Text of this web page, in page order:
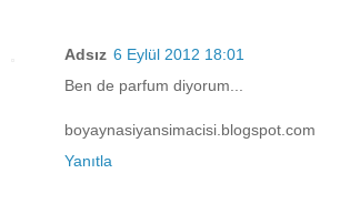
Adsız 6 Eylül 2012 18:01
Ben de parfum diyorum...
boyaynasiyansimacisi.blogspot.com
Yanıtla